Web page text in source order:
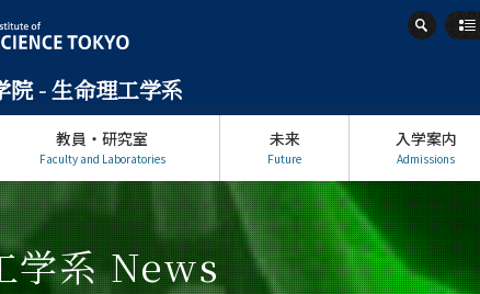
院 - 生命理工学系
教員・研究室
Faculty and Laboratories
未来
Future
入学案内
Admissions
学系 News